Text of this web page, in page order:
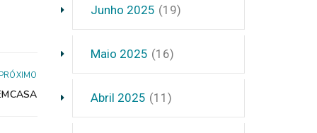
PRÓXIMO
Junho 2025 (19)
Maio 2025 (16)
Abril 2025 (11)